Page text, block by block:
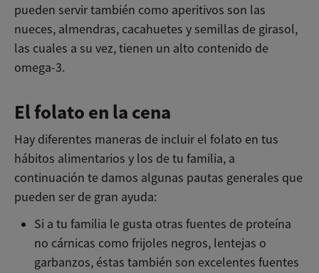
pueden servir también como aperitivos son las
nueces, almendras, cacahuetes y semillas de girasol,
las cuales a su vez, tienen un alto contenido de
omega-3.
El folato en la cena
Hay diferentes maneras de incluir el folato en tus
hábitos alimentarios y los de tu familia, a
continuación te damos algunas pautas generales que
pueden ser de gran ayuda:
Si a tu familia le gusta otras fuentes de proteína
no cárnicas como frijoles negros, lentejas o
garbanzos, éstas también son excelentes fuentes